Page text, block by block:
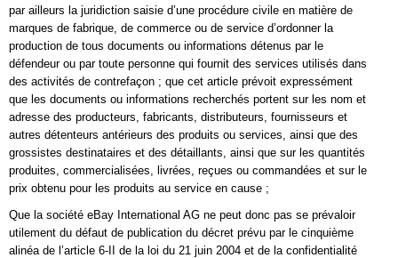
par ailleurs la juridiction saisie d’une procédure civile en matière de
marques de fabrique, de commerce ou de service d’ordonner la
production de tous documents ou informations détenus par le
défendeur ou par toute personne qui fournit des services utilisés dans
des activités de contrefaçon ; que cet article prévoit expressément
que les documents ou informations recherchés portent sur les nom et
adresse des producteurs, fabricants, distributeurs, fournisseurs et
autres détenteurs antérieurs des produits ou services, ainsi que des
grossistes destinataires et des détaillants, ainsi que sur les quantités
produites, commercialisées, livrées, reçues ou commandées et sur le
prix obtenu pour les produits au service en cause ;
Que la société eBay International AG ne peut donc pas se prévaloir
utilement du défaut de publication du décret prévu par le cinquième
alinéa de l’article 6-II de la loi du 21 juin 2004 et de la confidentialité